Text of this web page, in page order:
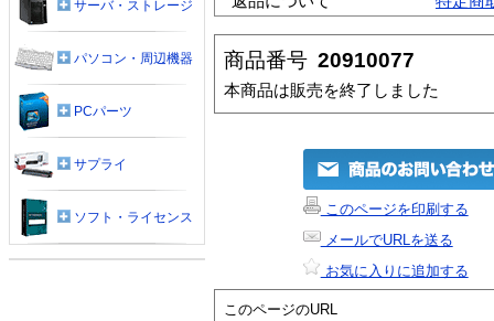
商品番号 20910077
本商品は販売を終了しました
このページを印刷する
メールでURLを送る
お気に入りに追加する
このページのURL
サーバ・ストレージ
パソコン・周辺機器
PCパーツ
サプライ
ソフト・ライセンス